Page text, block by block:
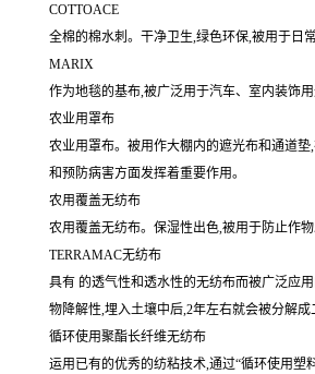
COTTOACE
全棉的棉水刺。干净卫生,绿色环保,被用于日
MARIX
作为地毯的基布,被广泛用于汽车、室内装饰用
农业用罩布
农业用罩布。被用作大棚内的遮光布和通道
和预防病害方面发挥着重要作用。
农用覆盖无纺布
农用覆盖无纺布。保湿性出色,被用于防止作物
TERRAMAC无纺布
具有 的透气性和透水性的无纺布而被广泛应
物降解性,埋入土壤中后,2年左右就会被分解成
循环使用聚酯长纤维无纺布
运用已有的优秀的纺粘技术,通过“循环使用塑